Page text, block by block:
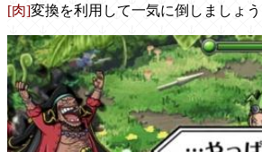
[肉]変換を利用して一気に倒しましょう